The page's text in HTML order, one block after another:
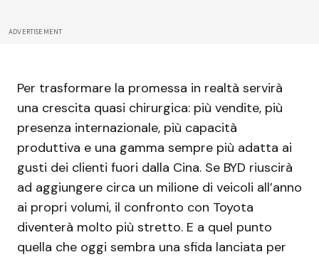
ADVERTISEMENT
Per trasformare la promessa in realtà servirà
una crescita quasi chirurgica: più vendite, più
presenza internazionale, più capacità
produttiva e una gamma sempre più adatta ai
gusti dei clienti fuori dalla Cina. Se BYD riuscirà
ad aggiungere circa un milione di veicoli all’anno
ai propri volumi, il confronto con Toyota
diventerà molto più stretto. E a quel punto
quella che oggi sembra una sfida lanciata per